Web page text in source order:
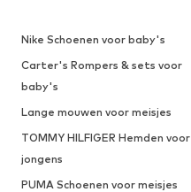
Nike Schoenen voor baby's
Carter's Rompers & sets voor
baby's
Lange mouwen voor meisjes
TOMMY HILFIGER Hemden voor
jongens
PUMA Schoenen voor meisjes